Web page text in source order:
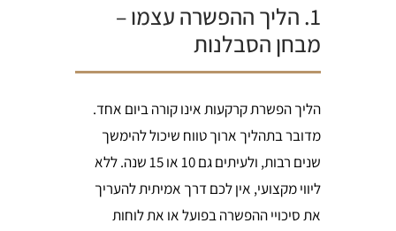
1. הליך ההפשרה עצמו –
מבחן הסבלנות
הליך הפשרת קרקעות אינו קורה ביום אחד.
מדובר בתהליך ארוך טווח שיכול להימשך
שנים רבות, ולעיתים גם 10 או 15 שנה. ללא
ליווי מקצועי, אין לכם דרך אמיתית להעריך
את סיכויי ההפשרה בפועל או את לוחות